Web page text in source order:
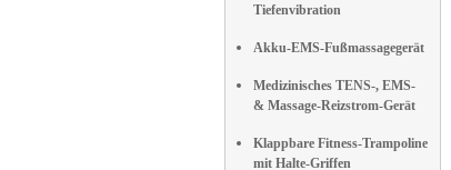
Tiefenvibration
Akku-EMS-Fußmassagegerät
Medizinisches TENS-, EMS-
& Massage-Reizstrom-Gerät
Klappbare Fitness-Trampoline
mit Halte-Griffen